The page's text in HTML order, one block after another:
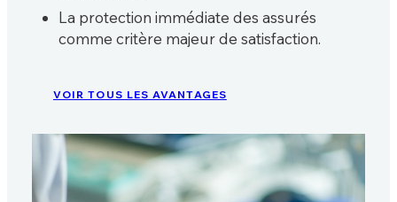
La protection immédiate des assurés
comme critère majeur de satisfaction.
VOIR TOUS LES AVANTAGES